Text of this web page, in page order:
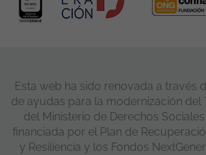
Esta web ha sido renovada a través
de ayudas para la modernización del
del Ministerio de Derechos
financiada por el Plan de
y Resiliencia y los Fondos